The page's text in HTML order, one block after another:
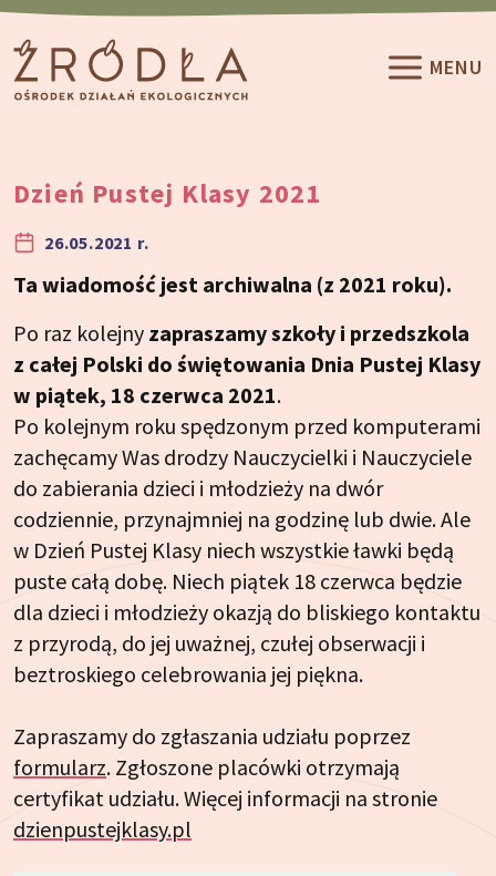
Przeskocz do treści
MENU
Dzień Pustej Klasy 2021
26.05.2021 r.
Ta wiadomość jest archiwalna (z 2021 roku).
Po raz kolejny zapraszamy szkoły i przedszkola
z całej Polski do świętowania Dnia Pustej Klasy
w piątek, 18 czerwca 2021.
Po kolejnym roku spędzonym przed komputerami
zachęcamy Was drodzy Nauczycielki i Nauczyciele
do zabierania dzieci i młodzieży na dwór
codziennie, przynajmniej na godzinę lub dwie. Ale
w Dzień Pustej Klasy niech wszystkie ławki będą
puste całą dobę. Niech piątek 18 czerwca będzie
dla dzieci i młodzieży okazją do bliskiego kontaktu
z przyrodą, do jej uważnej, czułej obserwacji i
beztroskiego celebrowania jej piękna.
Zapraszamy do zgłaszania udziału poprzez
formularz. Zgłoszone placówki otrzymają
certyfikat udziału. Więcej informacji na stronie
dzienpustejklasy.pl